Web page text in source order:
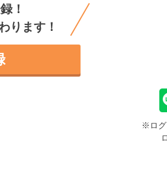
※ログ
！
ります！